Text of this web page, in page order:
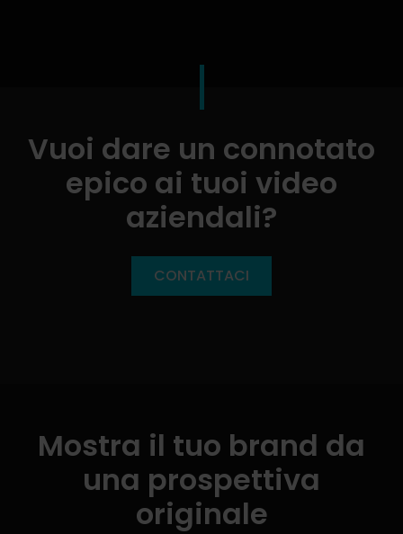
Vuoi dare un connotato
epico ai tuoi video
aziendali?
CONTATTACI
Mostra il tuo brand da
una prospettiva
originale